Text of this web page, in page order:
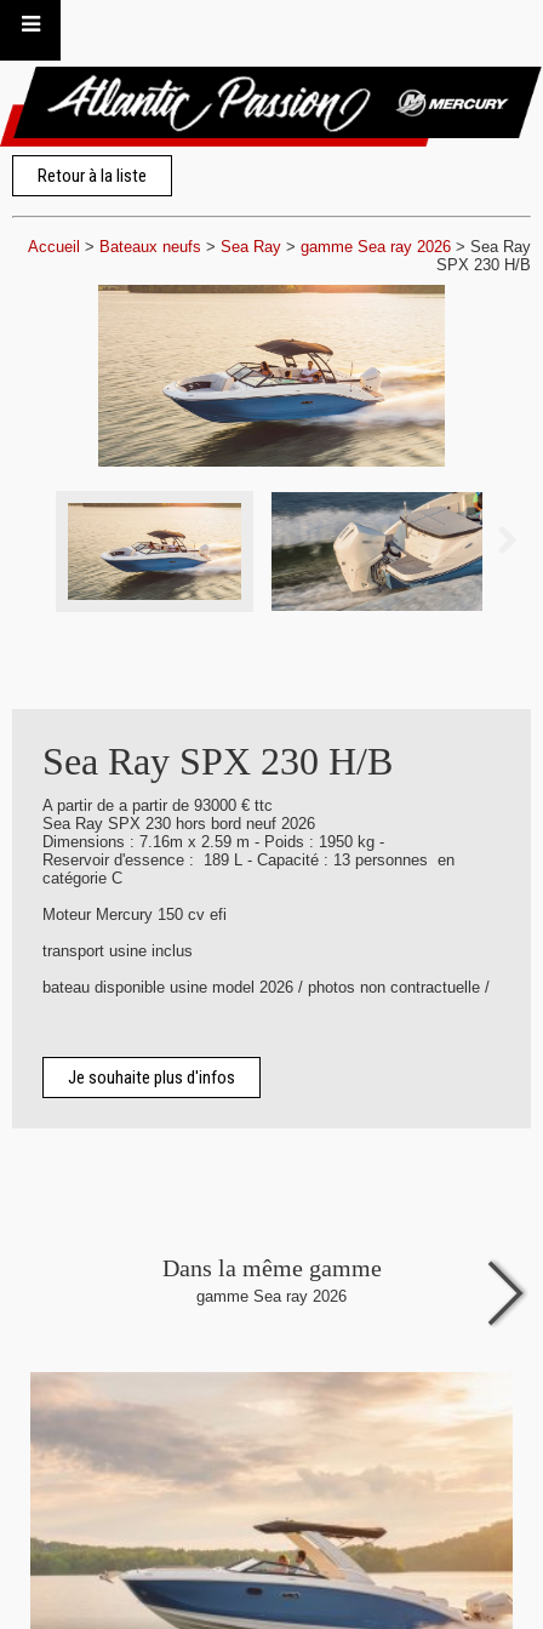
Retour à la liste
Accueil > Bateaux neufs > Sea Ray > gamme Sea ray 2026 > Sea Ray
SPX 230 H/B
Sea Ray SPX 230 H/B
A partir de a partir de 93000 € ttc
Sea Ray SPX 230 hors bord neuf 2026
Dimensions : 7.16m x 2.59 m - Poids : 1950 kg -
Reservoir d'essence : 189 L - Capacité : 13 personnes en
catégorie C
Moteur Mercury 150 cv efi
transport usine inclus
bateau disponible usine model 2026 / photos non contractuelle /
Je souhaite plus d'infos
Dans la même gamme
gamme Sea ray 2026